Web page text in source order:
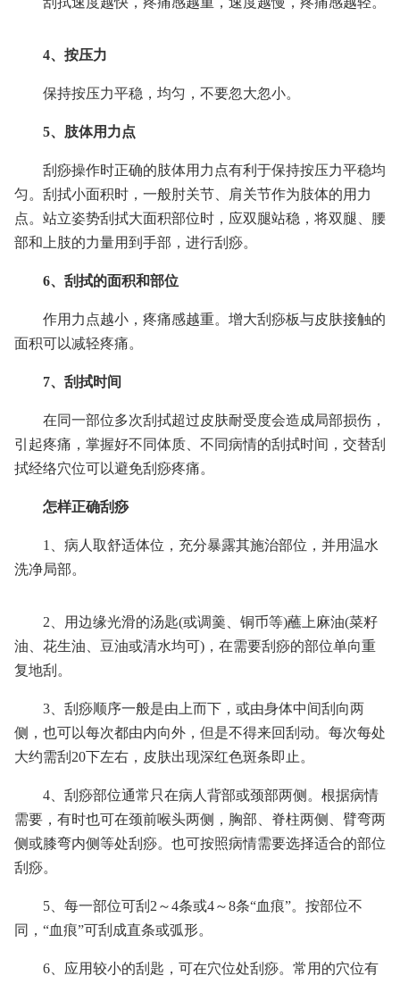
4、按压力
保持按压力平稳，均匀，不要忽大忽小。
5、肢体用力点
刮痧操作时正确的肢体用力点有利于保持按压力平稳均
匀。刮拭小面积时，一般肘关节、肩关节作为肢体的用力
点。站立姿势刮拭大面积部位时，应双腿站稳，将双腿、腰
部和上肢的力量用到手部，进行刮痧。
6、刮拭的面积和部位
作用力点越小，疼痛感越重。增大刮痧板与皮肤接触的
面积可以减轻疼痛。
7、刮拭时间
在同一部位多次刮拭超过皮肤耐受度会造成局部损伤，
引起疼痛，掌握好不同体质、不同病情的刮拭时间，交替刮
拭经络穴位可以避免刮痧疼痛。
怎样正确刮痧
1、病人取舒适体位，充分暴露其施治部位，并用温水
洗净局部。
2、用边缘光滑的汤匙(或调羹、铜币等)蘸上麻油(菜籽
油、花生油、豆油或清水均可)，在需要刮痧的部位单向重
复地刮。
3、刮痧顺序一般是由上而下，或由身体中间刮向两
侧，也可以每次都由内向外，但是不得来回刮动。每次每处
大约需刮20下左右，皮肤出现深红色斑条即止。
4、刮痧部位通常只在病人背部或颈部两侧。根据病情
需要，有时也可在颈前喉头两侧，胸部、脊柱两侧、臂弯两
侧或膝弯内侧等处刮痧。也可按照病情需要选择适合的部位
刮痧。
5、每一部位可刮2～4条或4～8条“血痕”。按部位不
同，“血痕”可刮成直条或弧形。
6、应用较小的刮匙，可在穴位处刮痧。常用的穴位有